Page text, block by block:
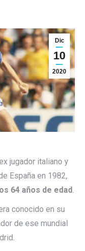
Dic
10
2020
jugador italiano y
España en 1982,
64 años de edad.
conocido en su
de ese mundial